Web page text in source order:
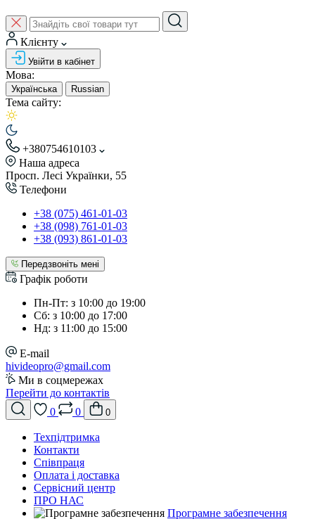
Клієнту
Увійти в кабінет
Мова:
Українська Russian
Тема сайту:
+380754610103
Наша адреса
Просп. Лесі Українки, 55
Телефони
+38 (075) 461-01-03
+38 (098) 761-01-03
+38 (093) 861-01-03
Передзвоніть мені
Графік роботи
Пн-Пт: з 10:00 до 19:00
Сб: з 10:00 до 17:00
Нд: з 11:00 до 15:00
E-mail
hivideopro@gmail.com
Ми в соцмережах
Перейти до контактів
0
0 0
Техпідтримка
Контакти
Співпраця
Оплата і доставка
Сервісний центр
ПРО НАС
Програмне забезпечення